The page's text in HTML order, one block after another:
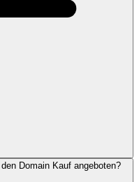
Domain Kauf angeboten?